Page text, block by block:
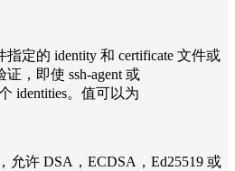
定的 identity 和 certificate 文件或
，即使 ssh-agent 或
identities。值可以为
允许 DSA，ECDSA，Ed25519 或